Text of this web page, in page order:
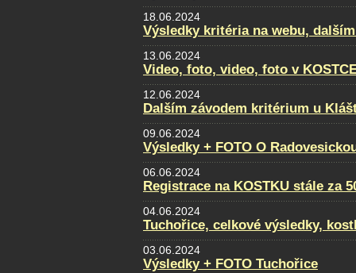
18.06.2024
Výsledky kritéria na webu,
13.06.2024
Video, foto, video, foto v
12.06.2024
Dalším závodem kritérium u
09.06.2024
Výsledky + FOTO O
06.06.2024
Registrace na KOSTKU stále za
04.06.2024
Tuchořice, celkové výsledky,
03.06.2024
Výsledky + FOTO Tuchořice